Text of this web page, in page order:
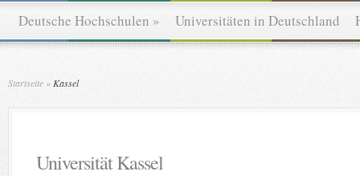
Deutsche Hochschulen » Universitäten in Deutschland
Startseite » Kassel
Universität Kassel